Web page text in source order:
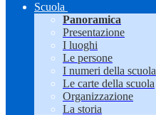
Scuola
Panoramica
Presentazione
I luoghi
Le persone
I numeri della scuola
Le carte della scuola
Organizzazione
La storia